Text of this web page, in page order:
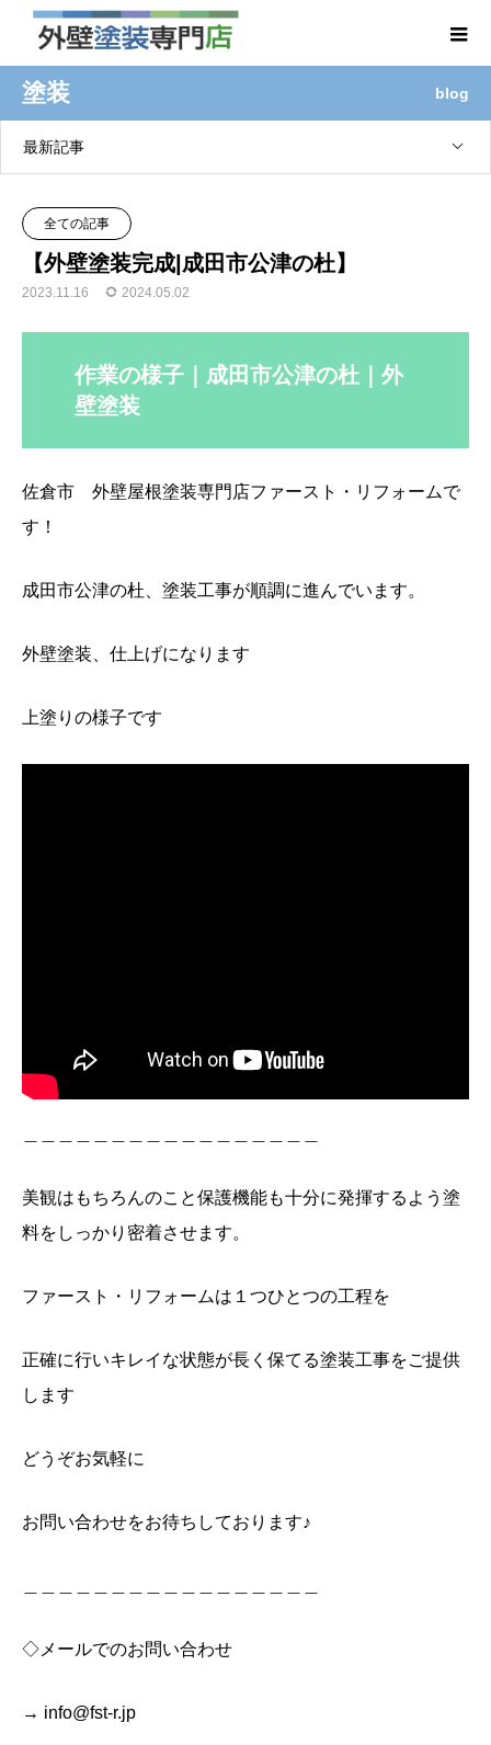
塗装 blog
最新記事
全ての記事
【外壁塗装完成|成田市公津の杜】
2023.11.16 2024.05.02
作業の様子｜成田市公津の杜｜外
壁塗装
佐倉市 外壁屋根塗装専門店ファースト・リフォームで
す！
成田市公津の杜、塗装工事が順調に進んでいます。
外壁塗装、仕上げになります
上塗りの様子です
美観はもちろんのこと保護機能も十分に発揮するよう塗
料をしっかり密着させます。
ファースト・リフォームは１つひとつの工程を
正確に行いキレイな状態が長く保てる塗装工事をご提供
します
どうぞお気軽に
お問い合わせをお待ちしております♪
◇メールでのお問い合わせ
→ info@fst-r.jp